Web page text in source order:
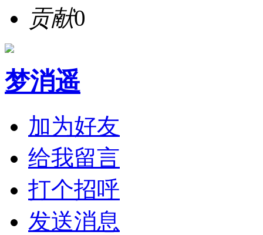
贡献0
梦消遥
加为好友
给我留言
打个招呼
发送消息